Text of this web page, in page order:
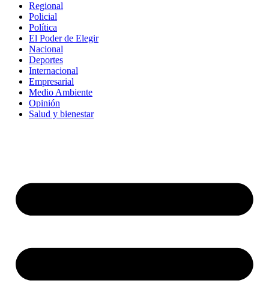
Regional
Policial
Política
El Poder de Elegir
Nacional
Deportes
Internacional
Empresarial
Medio Ambiente
Opinión
Salud y bienestar